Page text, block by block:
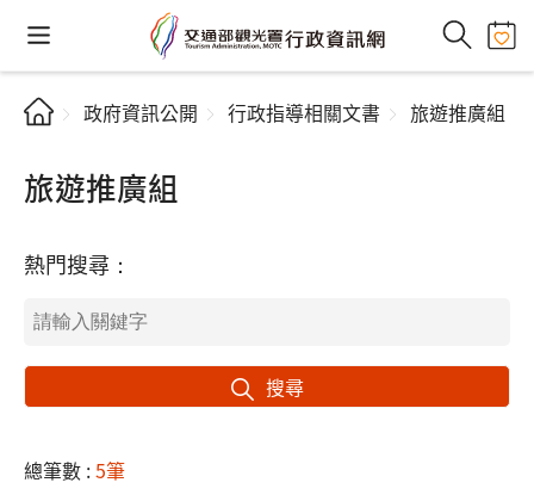
政府資訊公開 行政指導相關文書 旅遊推廣組
旅遊推廣組
熱門搜尋：
搜尋
總筆數 :5筆